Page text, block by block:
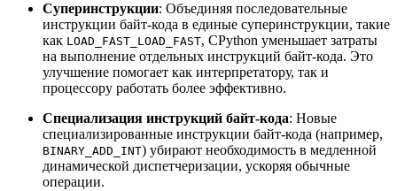
Суперинструкции: Объединяя последовательные
инструкции байт‑кода в единые суперинструкции, такие
как LOAD_FAST_LOAD_FAST, CPython уменьшает затраты
на выполнение отдельных инструкций байт‑кода. Это
улучшение помогает как интерпретатору, так и
процессору работать более эффективно.
Специализация инструкций байт‑кода: Новые
специализированные инструкции байт‑кода (например,
BINARY_ADD_INT) убирают необходимость в медленной
динамической диспетчеризации, ускоряя обычные
операции.